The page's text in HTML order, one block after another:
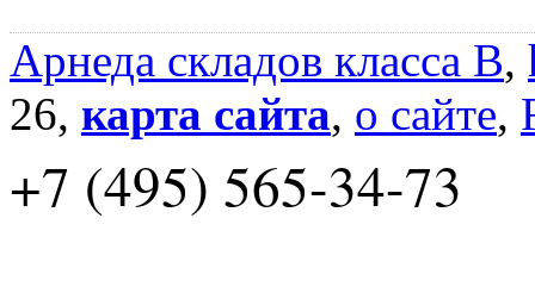
Арнеда складов класса B,
26, карта сайта, о сайте,
+7 (495) 565-34-73